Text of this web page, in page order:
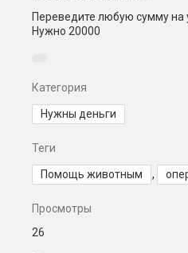
Переведите любую сумму на
Нужно 20000
Категория
Нужны деньги
Теги
Помощь животным ,
Просмотры
26